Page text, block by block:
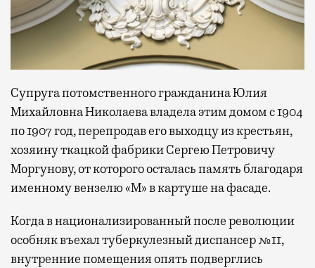
Супруга потомственного гражданина Юлия
Михайловна Николаева владела этим домом с 1904
по 1907 год, перепродав его выходцу из крестьян,
хозяину ткацкой фабрики Сергею Петровичу
Моргунову, от которого осталась память благодаря
именному вензелю «М» в картуше на фасаде.
Когда в национализированный после революции
особняк въехал туберкулезный диспансер №11,
внутренние помещения опять подверглись